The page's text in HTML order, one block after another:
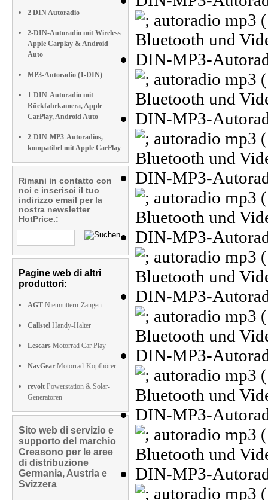
2 DIN Autoradio
2-DIN-Autoradio mit Wireless
Apple Carplay & Android
Auto
MP3-Autoradio (1-DIN)
1-DIN-Autoradio mit
Rückfahrkamera, Apple
CarPlay, Android Auto
2-DIN-MP3-Autoradios,
kompatibel mit Apple CarPlay
Rimani in contatto con
noi e inserisci il tuo
indirizzo email per la
nostra newsletter
HotPrice.:
Pagine web di altri
produttori:
AGT Nietmuttern-Zangen
Callstel Handy-Halter
Lescars Motorrad Car Play
NavGear Motorrad-Kopfhörer
revolt Powerstation & Solar-
Generatoren
Sito web di servizio e
supporto del marchio
Creasono per le aree
di distribuzione
Germania, Austria e
Svizzera